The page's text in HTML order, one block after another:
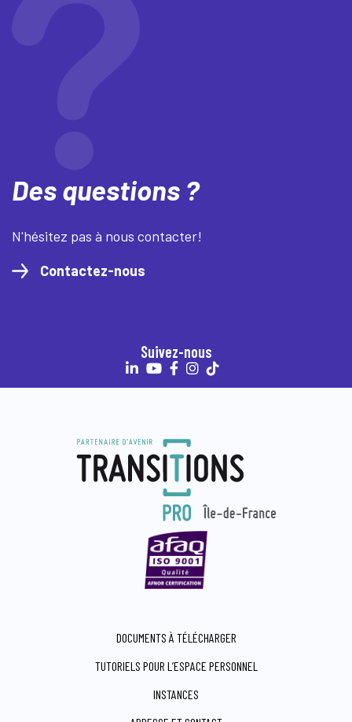
Des questions ?
N'hésitez pas à nous contacter!
Contactez-nous
Suivez-nous
DOCUMENTS À TÉLÉCHARGER
TUTORIELS POUR L’ESPACE PERSONNEL
INSTANCES